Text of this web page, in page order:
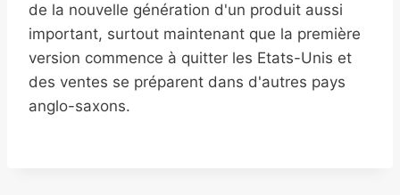
de la nouvelle génération d'un produit aussi
important, surtout maintenant que la première
version commence à quitter les Etats-Unis et
des ventes se préparent dans d'autres pays
anglo-saxons.